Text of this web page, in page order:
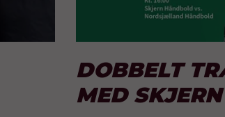
DOBBELT
MED